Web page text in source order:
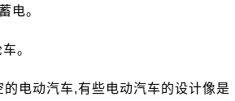
电。
。
电动汽车,有些电动汽车的设计像是